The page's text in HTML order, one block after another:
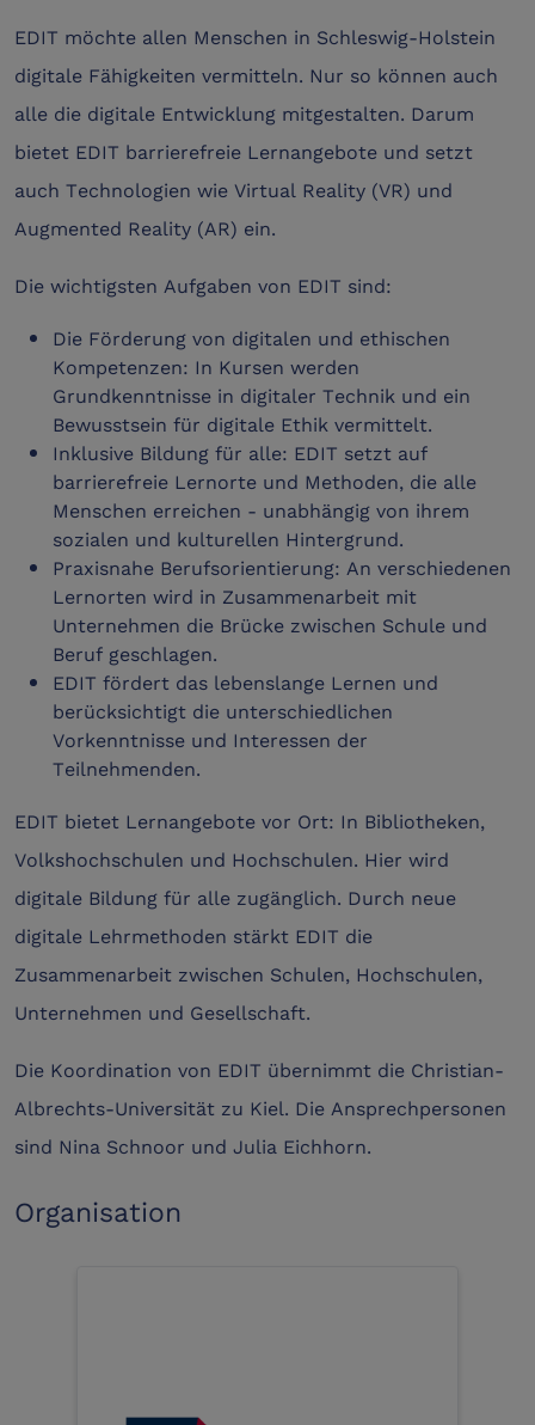
EDIT möchte allen Menschen in Schleswig-Holstein
digitale Fähigkeiten vermitteln. Nur so können auch
alle die digitale Entwicklung mitgestalten. Darum
bietet EDIT barrierefreie Lernangebote und setzt
auch Technologien wie Virtual Reality (VR) und
Augmented Reality (AR) ein.
Die wichtigsten Aufgaben von EDIT sind:
Die Förderung von digitalen und ethischen
Kompetenzen: In Kursen werden
Grundkenntnisse in digitaler Technik und ein
Bewusstsein für digitale Ethik vermittelt.
Inklusive Bildung für alle: EDIT setzt auf
barrierefreie Lernorte und Methoden, die alle
Menschen erreichen - unabhängig von ihrem
sozialen und kulturellen Hintergrund.
Praxisnahe Berufsorientierung: An verschiedenen
Lernorten wird in Zusammenarbeit mit
Unternehmen die Brücke zwischen Schule und
Beruf geschlagen.
EDIT fördert das lebenslange Lernen und
berücksichtigt die unterschiedlichen
Vorkenntnisse und Interessen der
Teilnehmenden.
EDIT bietet Lernangebote vor Ort: In Bibliotheken,
Volkshochschulen und Hochschulen. Hier wird
digitale Bildung für alle zugänglich. Durch neue
digitale Lehrmethoden stärkt EDIT die
Zusammenarbeit zwischen Schulen, Hochschulen,
Unternehmen und Gesellschaft.
Die Koordination von EDIT übernimmt die Christian-
Albrechts-Universität zu Kiel. Die Ansprechpersonen
sind Nina Schnoor und Julia Eichhorn.
Organisation
wichtig, die Bildungsangebote und das